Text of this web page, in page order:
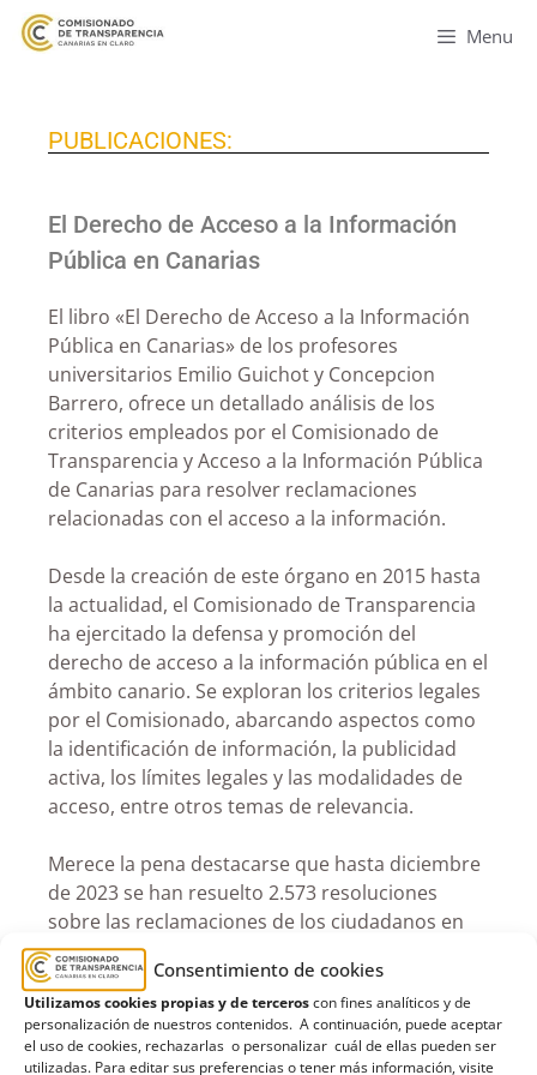
Consentimiento de cookies
Utilizamos cookies propias y de terceroscon fines analíticos y de
personalización de nuestros contenidos. A continuación, puede aceptar
el uso de cookies, rechazarlas o personalizar cuál de ellas pueden ser
utilizadas. Para editar sus preferencias o tener más información, visite
Menu
PUBLICACIONES:
El Derecho de Acceso a la Información
Pública en Canarias
El libro «El Derecho de Acceso a la Información
Pública en Canarias» de los profesores
universitarios Emilio Guichot y Concepcion
Barrero, ofrece un detallado análisis de los
criterios empleados por el Comisionado de
Transparencia y Acceso a la Información Pública
de Canarias para resolver reclamaciones
relacionadas con el acceso a la información.
Desde la creación de este órgano en 2015 hasta
la actualidad, el Comisionado de Transparencia
ha ejercitado la defensa y promoción del
derecho de acceso a la información pública en el
ámbito canario. Se exploran los criterios legales
por el Comisionado, abarcando aspectos como
la identificación de información, la publicidad
activa, los límites legales y las modalidades de
acceso, entre otros temas de relevancia.
Merece la pena destacarse que hasta diciembre
de 2023 se han resuelto 2.573 resoluciones
sobre las reclamaciones de los ciudadanos en
materia de derecho de acceso a la información;
se han gestionado 106 denuncias o quejas sobre
publicidad activa. Se han realizado asimismo
5.792 evaluaciones de portales de transparencia
hasta diciembre de 2023; que, junto a las 335 del